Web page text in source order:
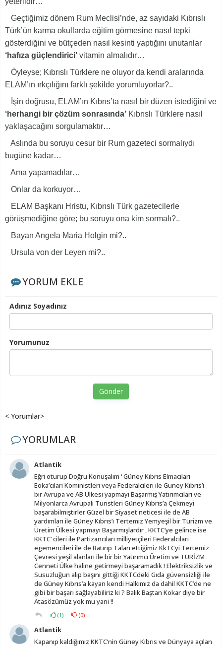
Geçtiğimiz dönem Rum Meclisi’nde, az sayıdaki Kıbrıslı
Türk’ün karma okullarda eğitim görmesine nasıl tepki
gösterdiğini ve bütçeden nasıl kesinti yaptığını unutanlar
‘hafıza güçlendirici’ vitamin almalıdır…
Öyleyse; Kıbrıslı Türklere ne oluyor da kendi aralarında
ELAM’ın ırkçılığını farklı şekilde yorumluyorlar?..
İşin doğrusu, ELAM’ın Kıbrıs’ta nasıl bir düzen istediğini ve
‘herhangi bir çözüm sonrasında’ Kıbrıslı Türklere nasıl
yaklaşacağını sorgulamaktır…
Aslında bu soruyu cesur bir Rum gazeteci sormalıydı
bugüne kadar…
Ama yapamadılar…
Onlar da korkuyor…
ELAM Başkanı Hristu, Kıbrıslı Türk gazetecilerle
görüşmediğine göre; bu soruyu ona kim sormalı?..
Bayan Angela Maria Holgin mi?..
Ursula von der Leyen mi?..
YORUM EKLE
Adınız Soyadınız
Yorumunuz
Gönder
< Yorumlar>
YORUMLAR
Atlantik
Eğri oturup Doğru Konuşalım ‘ Güney Kıbrıs Elmacıları
Eoka’cıları Koministleri veya Federalcileri ile Guney Kıbrıs’ı
bir Avrupa ve AB Ülkesi yapmayı Başarmış Yatırımcıları ve
Milyonlarca Avrupali Turistleri Güney Kıbrıs’a Çekmeyi
başarabilmiştirler Güzel bir Siyaset neticesi ile de AB
yardımları ile Güney Kıbrıs’ı Tertemiz Yemyeşil bir Turizm ve
Üretim Ülkesi yapmayı Başarmışlardır , KKTC’ye gelince ise
KKTC’ cileri ile Partizancıları milliyetçileri Federalcıları
egemencileri ile de Batırıp Talan ettiğimiz KkTCyi Tertemiz
Çevresi yeşil alanları ile bir bir Yatırımcı Üretim ve TURİZM
Cenneti Ülke haline getirmeyi başaramadık ! Elektriksizlik ve
Susuzluğun alıp başını gittiği KKTCdeki Gıda güvensizliği ile
de Güney Kıbrıs’a kayan kendi Halkımız da dahil KKTC’de ne
gibi bir başarı sağlayabiliriz ki ? Balık Baştan Kokar diye bir
Atasözümüz yok mu yani !!
(1) (0)
Atlantik
Kapanıp kaldığımız KKTC’nin Güney Kıbrıs ve Dünyaya açılan